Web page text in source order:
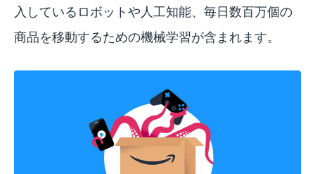
入しているロボットや人工知能、毎日数百万個の
商品を移動するための機械学習が含まれます。